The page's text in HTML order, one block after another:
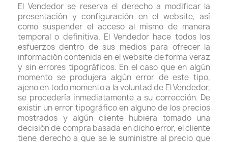
El Vendedor se reserva el derecho a modificar la
presentación y configuración en el website, así
como suspender el acceso al mismo de manera
temporal o definitiva. El Vendedor hace todos los
esfuerzos dentro de sus medios para ofrecer la
información contenida en el website de forma veraz
y sin errores tipográficos. En el caso que en algún
momento se produjera algún error de este tipo,
ajeno en todo momento a la voluntad de El Vendedor,
se procedería inmediatamente a su corrección. De
existir un error tipográfico en alguno de los precios
mostrados y algún cliente hubiera tomado una
decisión de compra basada en dicho error, el cliente
tiene derecho a que se le suministre al precio que